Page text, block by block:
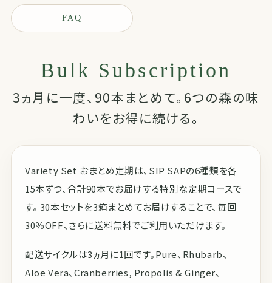
FAQ
Bulk Subscription
3ヵ月に一度、90本まとめて。6つの森の味
わいをお得に続ける。
Variety Set おまとめ定期は、SIP SAPの6種類を各
15本ずつ、合計90本でお届けする特別な定期コースで
す。 30本セットを3箱まとめてお届けすることで、毎回
30％OFF、さらに送料無料でご利用いただけます。
配送サイクルは3ヵ月に1回です。Pure、Rhubarb、
Aloe Vera、Cranberries, Propolis & Ginger、